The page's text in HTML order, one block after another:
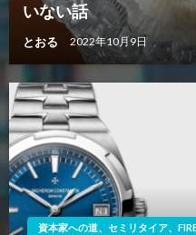
いない話
とおる 2022年10月9日
資本家への道、セミリタイア、